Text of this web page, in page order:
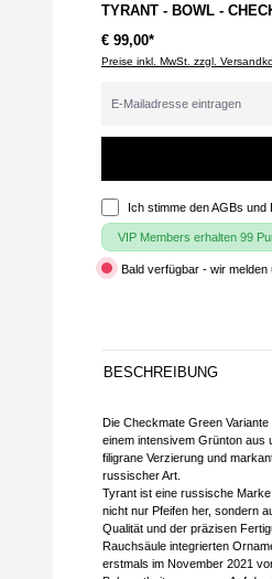
TYRANT - BOWL -
€ 99,00*
Preise inkl. MwSt. zzgl.
Ich stimme denAGBs und
VIP Members erhalten 99
Bald verfügbar - wir melden
BESCHREIBUNG
Die Checkmate Green
einem intensivem Grünton aus
filigrane Verzierung und
russischer Art.
Tyrant ist eine russische
nicht nur Pfeifen her, sondern
Qualität und der präzisen
Rauchsäule integrierten
erstmals im November 2021